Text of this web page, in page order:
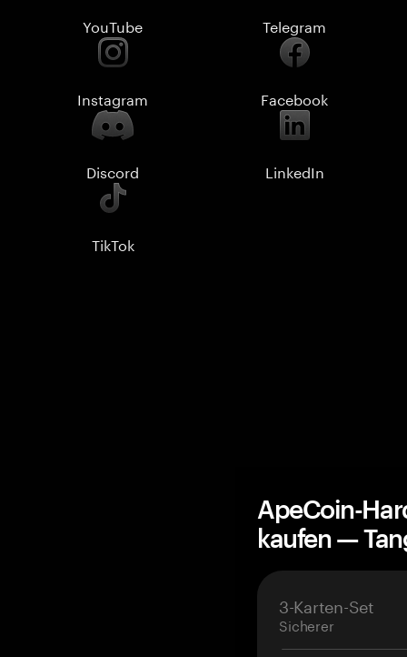
YouTube Telegram
Instagram Facebook
Discord LinkedIn
TikTok
ApeCoin-
kaufen —
3-Karten-Set
Sicherer